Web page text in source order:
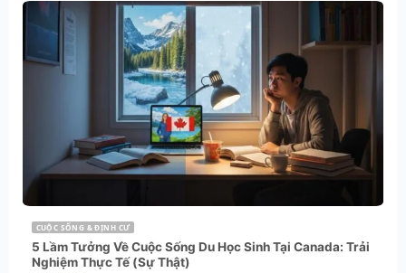
CUỘC SỐNG & ĐỊNH CƯ
5 Lầm Tưởng Về Cuộc Sống Du Học Sinh Tại Canada: Trải
Nghiệm Thực Tế (Sự Thật)